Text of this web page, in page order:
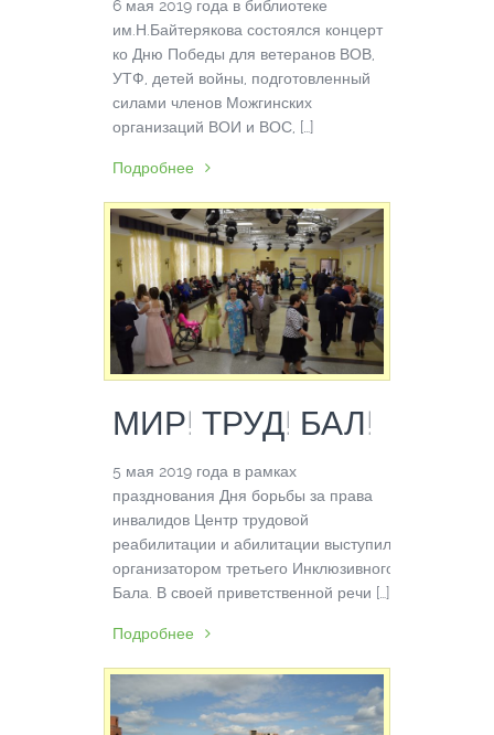
6 мая 2019 года в библиотеке
им.Н.Байтерякова состоялся концерт
ко Дню Победы для ветеранов ВОВ,
УТФ, детей войны, подготовленный
силами членов Можгинских
организаций ВОИ и ВОС, […]
Подробнее
МИР! ТРУД! БАЛ!
5 мая 2019 года в рамках
празднования Дня борьбы за права
инвалидов Центр трудовой
реабилитации и абилитации выступил
организатором третьего Инклюзивного
Бала. В своей приветственной речи […]
Подробнее